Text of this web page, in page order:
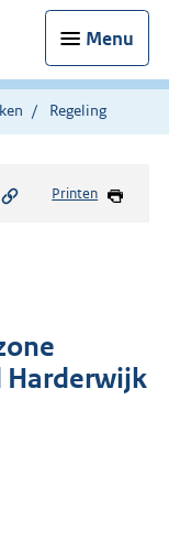
Menu
Regeling
Printen
Harderwijk